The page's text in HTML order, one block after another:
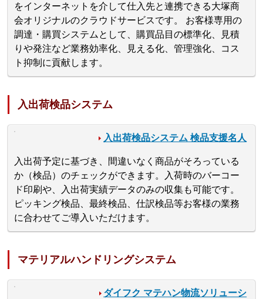
をインターネットを介して仕入先と連携できる大塚商
会オリジナルのクラウドサービスです。 お客様専用の
調達・購買システムとして、購買品目の標準化、見積
りや発注など業務効率化、見える化、管理強化、コス
ト抑制に貢献します。
入出荷検品システム
入出荷検品システム 検品支援名人
入出荷予定に基づき、間違いなく商品がそろっている
か（検品）のチェックができます。入荷時のバーコー
ド印刷や、入出荷実績データのみの収集も可能です。
ピッキング検品、最終検品、仕訳検品等お客様の業務
に合わせてご導入いただけます。
マテリアルハンドリングシステム
ダイフク マテハン物流ソリューシ